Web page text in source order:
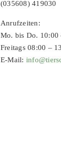
(035608) 419030
Anrufzeiten:
Mo. bis Do. 10:00
Freitags 08:00 –
E-Mail: